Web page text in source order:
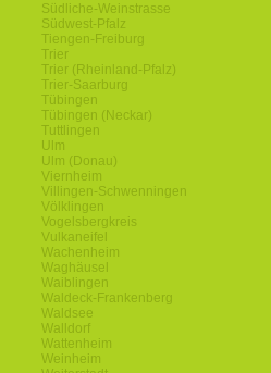
Südliche-Weinstrasse
Südwest-Pfalz
Tiengen-Freiburg
Trier
Trier (Rheinland-Pfalz)
Trier-Saarburg
Tübingen
Tübingen (Neckar)
Tuttlingen
Ulm
Ulm (Donau)
Viernheim
Villingen-Schwenningen
Völklingen
Vogelsbergkreis
Vulkaneifel
Wachenheim
Waghäusel
Waiblingen
Waldeck-Frankenberg
Waldsee
Walldorf
Wattenheim
Weinheim